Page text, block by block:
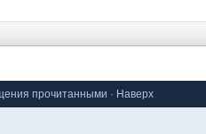
прочитанными · Наверх